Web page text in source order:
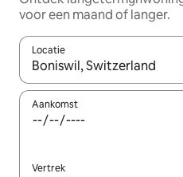
voor een maand of langer.
Locatie
Wanneer er resultaten
Aankomst
Vertrek